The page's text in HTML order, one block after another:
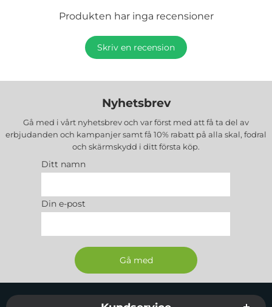
Produkten har inga recensioner
Skriv en recension
Nyhetsbrev
Gå med i vårt nyhetsbrev och var först med att få ta del av
erbjudanden och kampanjer samt få 10% rabatt på alla skal, fodral
och skärmskydd i ditt första köp.
Ditt namn
Din e-post
Sidfot Blandad info och länkar